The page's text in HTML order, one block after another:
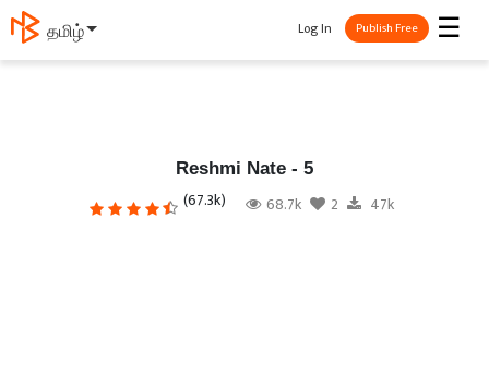
தமிழ் ☰
Log In Publish Free
Reshmi Nate - 5
(67.3k) 68.7k 2 47k